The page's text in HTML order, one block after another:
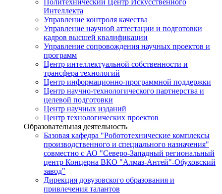
Интеллекта
Управление контроля качества
Управление научной аттестации и подготовки
кадров высшей квалификации
Управление сопровождения научных проектов и
программ
Центр интеллектуальной собственности и
трансфера технологий
Центр информационно-программной поддержки
Центр научно-технологического партнерства и
целевой подготовки
Центр научных изданий
Центр технологических проектов
Образовательная деятельность
Базовая кафедра "Робототехнические комплексы
производственного и специального назначения"
совместно с АО "Северо-Западный региональный
центр Концерна ВКО "Алмаз-Антей"-Обуховский
завод"
Дирекция довузовского образования и
привлечения талантов